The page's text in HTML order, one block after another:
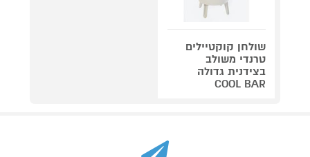
שולחן קוקטיילים
טרנדי משולב
בצידנית גדולה
COOL BAR